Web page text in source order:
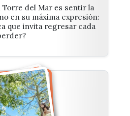
Torre del Mar es sentir la
en su máxima expresión:
que invita regresar cada